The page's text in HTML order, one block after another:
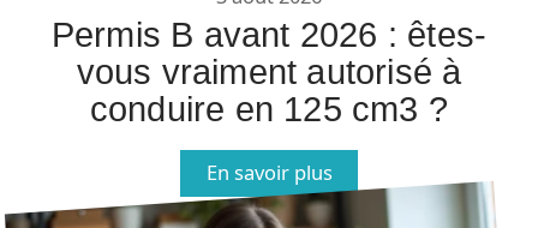
Permis B avant 2026 : êtes-
vous vraiment autorisé à
conduire en 125 cm3 ?
En savoir plus